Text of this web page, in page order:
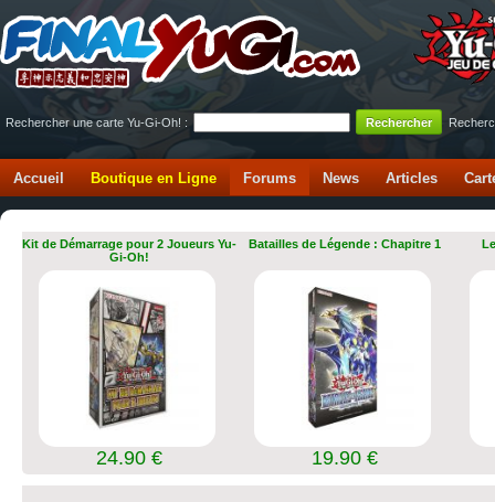
Rechercher une carte Yu-Gi-Oh! :
Accueil Boutique en Ligne Forums News Articles
Kit de Démarrage pour 2 Joueurs Yu-
Gi-Oh!
24.90 €
Batailles de Légende : Chapitre 1
19.90 €